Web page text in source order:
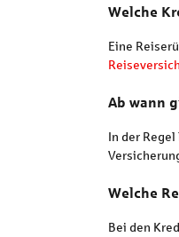
Welche
Eine
Ab wann
In der
Welche
Bei den